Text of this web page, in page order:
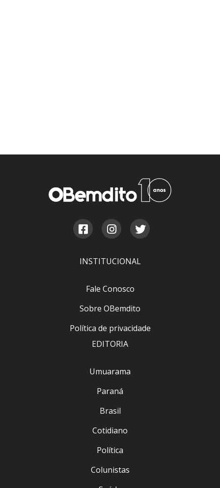
INSTITUCIONAL
Fale Conosco
Sobre OBemdito
Política de privacidade
EDITORIA
Umuarama
Paraná
Brasil
Cotidiano
Política
Colunistas